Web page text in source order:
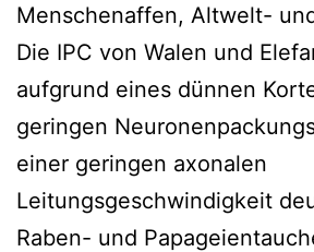
Menschenaffen, Altwelt-
Die IPC von Walen und
aufgrund eines dünnen
geringen
einer geringen axonalen
Leitungsgeschwindigkeit
Raben- und